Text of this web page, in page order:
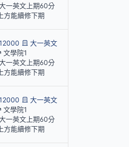
一英文上期60分
方能續修下期
大一英文
文學院1
一英文上期60分
方能續修下期
大一英文
文學院1
一英文上期60分
方能續修下期